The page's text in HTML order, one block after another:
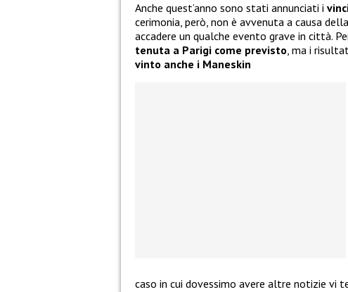
Anche quest’anno sono stati annunciati i
cerimonia, però, non è avvenuta a causa
accadere un qualche evento grave in città.
tenuta a Parigi come previsto, ma i
vinto anche i Maneskin
caso in cui dovessimo avere altre notizie vi